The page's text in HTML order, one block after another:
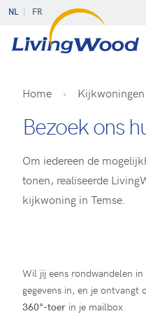
NL FR
Home Kijkwoningen
Bezoek ons
Om iedereen de
tonen, realiseerde
kijkwoning in Temse.
Wil jij eens rondwandelen
gegevens in, en je ontvangt
360°-toer in je mailbox.